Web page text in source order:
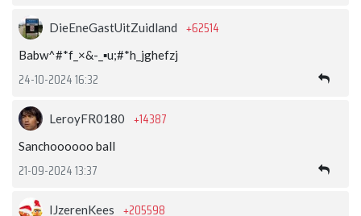
DieEneGastUitZuidland +62514
Babw^#*f_×&-_▪︎u;#*h_jghefzj
24-10-2024 16:32
LeroyFR0180 +14387
Sanchoooooo ball
21-09-2024 13:37
IJzerenKees +205598